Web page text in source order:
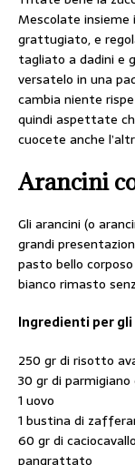
Mescolate insieme
grattugiato, e
tagliato a dadini e
versatelo in una
cambia niente
quindi aspettate
cuocete anche
Arancini
Gli arancini (o
grandi
pasto bello
bianco rimasto
Ingredienti per
250 gr di risotto
30 gr di
1 uovo
1 bustina di
60 gr di caciocavallo
pangrattato